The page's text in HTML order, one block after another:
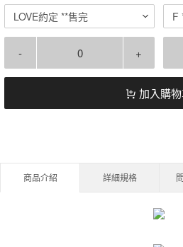
LOVE約定 **售完 F
- +
加入購
商品介紹 詳細規格